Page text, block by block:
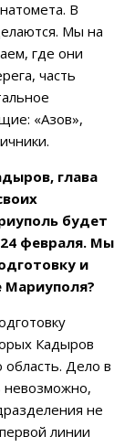
В
Мы на
где они
часть
«Азов»,
глава
будет
24 февраля. Мы
и
Мариуполя?
Кадыров
область. Дело в
невозможно,
не
линии